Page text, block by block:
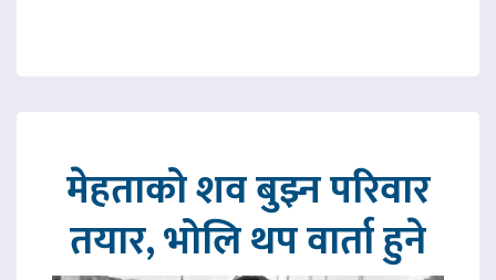
मेहताको शव बुझ्न परिवार
तयार, भोलि थप वार्ता हुने